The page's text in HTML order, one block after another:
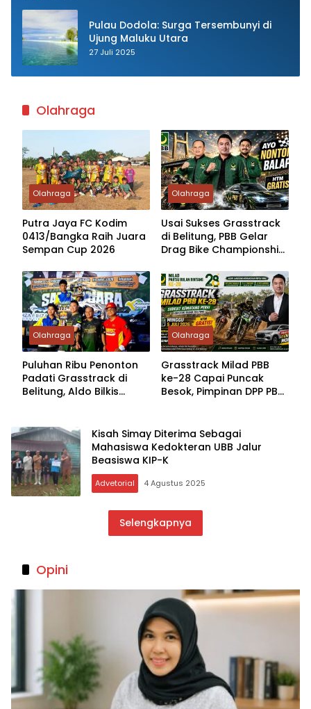
Pulau Dodola: Surga Tersembunyi di
Ujung Maluku Utara
27 Juli 2025
Olahraga
Olahraga
Putra Jaya FC Kodim
0413/Bangka Raih Juara
Sempan Cup 2026
Olahraga
Usai Sukses Grasstrack
di Belitung, PBB Gelar
Drag Bike Championship
Olahraga
Puluhan Ribu Penonton
Padati Grasstrack di
Belitung, Aldo Bilkis
Olahraga
Grasstrack Milad PBB
ke-28 Capai Puncak
Besok, Pimpinan DPP PBB
Kisah Simay Diterima Sebagai
Mahasiswa Kedokteran UBB Jalur
Beasiswa KIP-K
Advetorial 4 Agustus 2025
Selengkapnya
Opini